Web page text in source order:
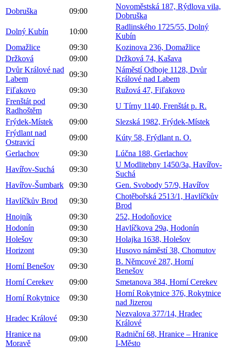
Dobruška
09:00
Novoměstská 187, Rýdlova vila,
Dobruška
Dolný Kubín
10:00
Radlinského 1725/55, Dolný
Kubín
Domažlice
09:30
Kozinova 236, Domažlice
Držková
09:00
Držková 74, Kašava
Dvůr Králové nad
Labem
09:30
Náměstí Odboje 1128, Dvůr
Králové nad Labem
Fiľakovo
09:30
Ružová 47, Fiľakovo
Frenštát pod
Radhoštěm
09:30
U Tírny 1140, Frenštát p. R.
Frýdek-Místek
09:00
Slezská 1982, Frýdek-Místek
Frýdlant nad
Ostravicí
09:00
Kúty 58, Frýdlant n. O.
Gerlachov
09:30
Lúčna 188, Gerlachov
Havířov-Suchá
09:30
U Modlitebny 1450/3a, Havířov-
Suchá
Havířov-Šumbark
09:30
Gen. Svobody 57/9, Havířov
Havlíčkův Brod
09:30
Chotěbořská 2513/1, Havlíčkův
Brod
Hnojník
09:30
252, Hodoňovice
Hodonín
09:30
Havlíčkova 29a, Hodonín
Holešov
09:30
Holajka 1638, Holešov
Horizont
09:30
Husovo náměstí 38, Chomutov
Horní Benešov
09:30
B. Němcové 287, Horní
Benešov
Horní Cerekev
09:00
Smetanova 384, Horní Cerekev
Horní Rokytnice
09:30
Horní Rokytnice 376, Rokytnice
nad Jizerou
Hradec Králové
09:30
Nezvalova 377/14, Hradec
Králové
Hranice na
Moravě
09:00
Radniční 68, Hranice – Hranice
I-Město